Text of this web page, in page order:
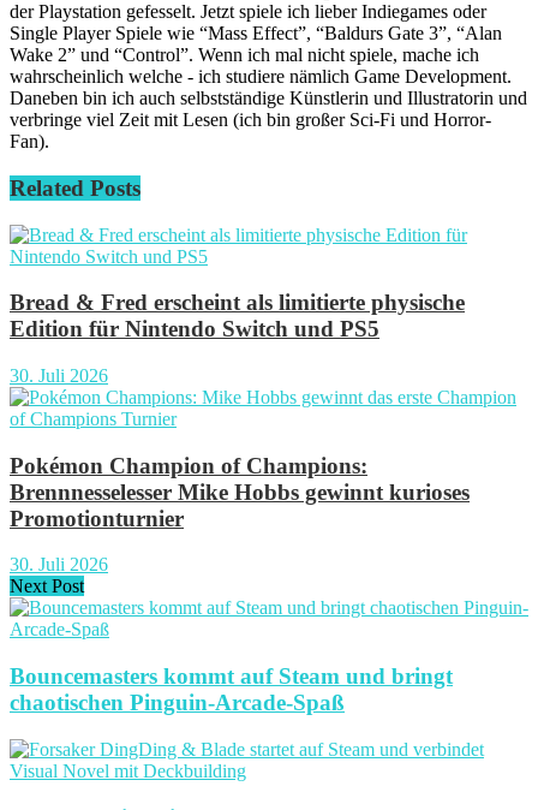
der Playstation gefesselt. Jetzt spiele ich lieber Indiegames oder
Single Player Spiele wie “Mass Effect”, “Baldurs Gate 3”, “Alan
Wake 2” und “Control”. Wenn ich mal nicht spiele, mache ich
wahrscheinlich welche - ich studiere nämlich Game Development.
Daneben bin ich auch selbstständige Künstlerin und Illustratorin und
verbringe viel Zeit mit Lesen (ich bin großer Sci-Fi und Horror-
Fan).
Related Posts
Bread & Fred erscheint als limitierte physische
Edition für Nintendo Switch und PS5
30. Juli 2026
Pokémon Champion of Champions:
Brennnesselesser Mike Hobbs gewinnt kurioses
Promotionturnier
30. Juli 2026
Next Post
Bouncemasters kommt auf Steam und bringt
chaotischen Pinguin-Arcade-Spaß